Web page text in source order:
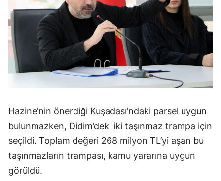
Hazine’nin önerdiği Kuşadası’ndaki parsel uygun
bulunmazken, Didim’deki iki taşınmaz trampa için
seçildi. Toplam değeri 268 milyon TL’yi aşan bu
taşınmazların trampası, kamu yararına uygun
görüldü.